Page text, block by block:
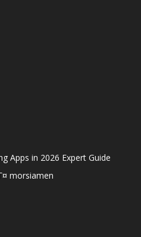
Apps in 2026 Expert Guide
morsiamen